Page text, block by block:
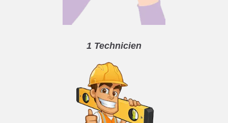
1 Technicien